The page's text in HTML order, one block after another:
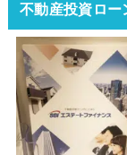
不動産投資ロー